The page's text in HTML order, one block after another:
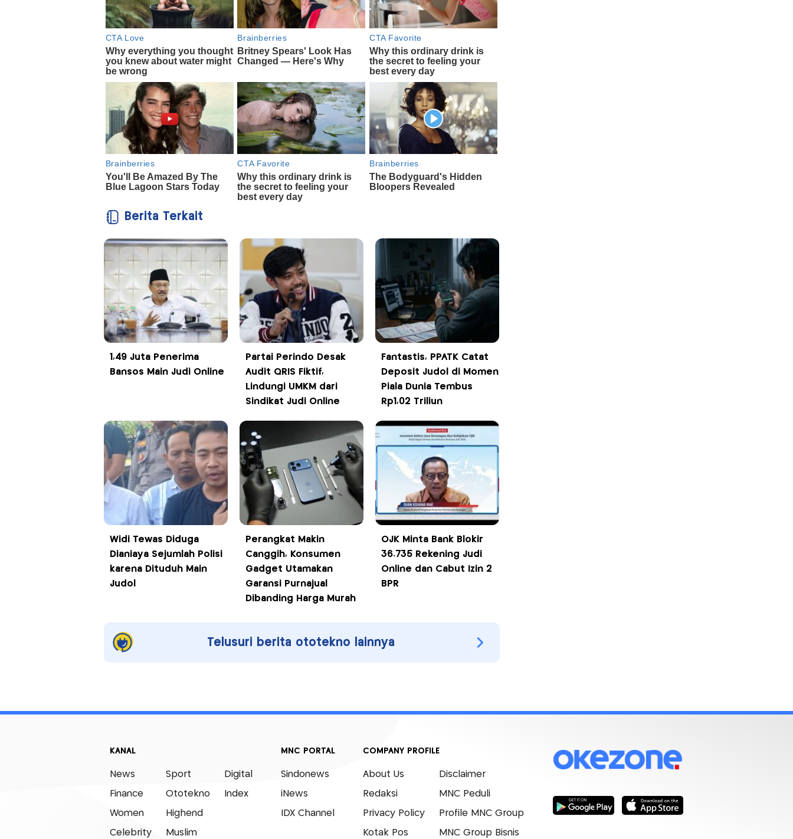
Berita Terkait
1,49 Juta Penerima
Bansos Main Judi Online
Partai Perindo Desak
Audit QRIS Fiktif,
Lindungi UMKM dari
Sindikat Judi Online
Fantastis, PPATK Catat
Deposit Judol di Momen
Piala Dunia Tembus
Rp1,02 Triliun
Widi Tewas Diduga
Dianiaya Sejumlah Polisi
karena Dituduh Main
Judol
Perangkat Makin
Canggih, Konsumen
Gadget Utamakan
Garansi Purnajual
Dibanding Harga Murah
OJK Minta Bank Blokir
36.735 Rekening Judi
Online dan Cabut Izin 2
BPR
Telusuri berita ototekno lainnya
KANAL
News
Finance
Women
Celebrity
Sport
Ototekno
Highend
Muslim
Digital
Index
MNC PORTAL
Sindonews
iNews
IDX Channel
COMPANY PROFILE
About Us
Redaksi
Privacy Policy
Kotak Pos
Disclaimer
MNC Peduli
Profile MNC Group
MNC Group Bisnis